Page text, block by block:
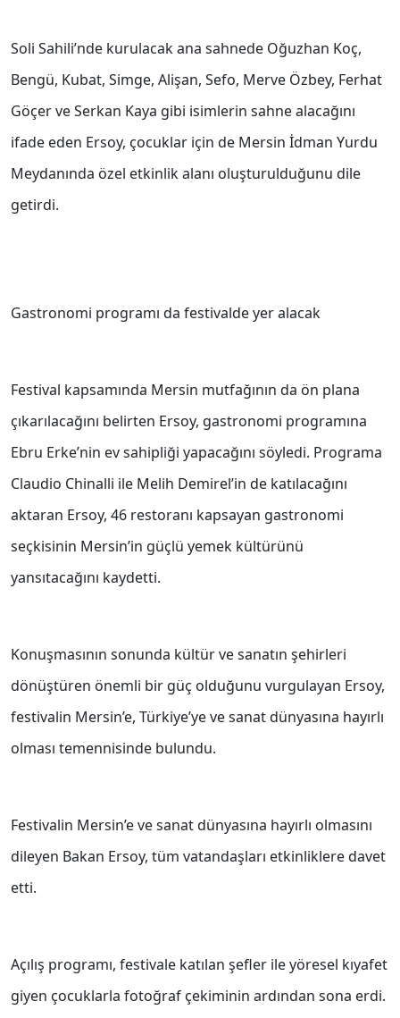
Soli Sahili’nde kurulacak ana sahnede Oğuzhan Koç,
Bengü, Kubat, Simge, Alişan, Sefo, Merve Özbey, Ferhat
Göçer ve Serkan Kaya gibi isimlerin sahne alacağını
ifade eden Ersoy, çocuklar için de Mersin İdman Yurdu
Meydanında özel etkinlik alanı oluşturulduğunu dile
getirdi.
Gastronomi programı da festivalde yer alacak
Festival kapsamında Mersin mutfağının da ön plana
çıkarılacağını belirten Ersoy, gastronomi programına
Ebru Erke’nin ev sahipliği yapacağını söyledi. Programa
Claudio Chinalli ile Melih Demirel’in de katılacağını
aktaran Ersoy, 46 restoranı kapsayan gastronomi
seçkisinin Mersin’in güçlü yemek kültürünü
yansıtacağını kaydetti.
Konuşmasının sonunda kültür ve sanatın şehirleri
dönüştüren önemli bir güç olduğunu vurgulayan Ersoy,
festivalin Mersin’e, Türkiye’ye ve sanat dünyasına hayırlı
olması temennisinde bulundu.
Festivalin Mersin’e ve sanat dünyasına hayırlı olmasını
dileyen Bakan Ersoy, tüm vatandaşları etkinliklere davet
etti.
Açılış programı, festivale katılan şefler ile yöresel kıyafet
giyen çocuklarla fotoğraf çekiminin ardından sona erdi.